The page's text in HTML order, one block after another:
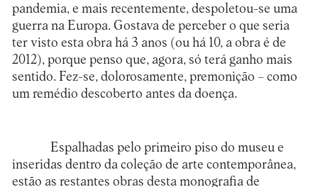
pandemia, e mais recentemente, despoletou-se uma
guerra na Europa. Gostava de perceber o que seria
ter visto esta obra há 3 anos (ou há 10, a obra é de
2012), porque penso que, agora, só terá ganho mais
sentido. Fez-se, dolorosamente, premonição – como
um remédio descoberto antes da doença.
Espalhadas pelo primeiro piso do museu e
inseridas dentro da coleção de arte contemporânea,
estão as restantes obras desta monografia de